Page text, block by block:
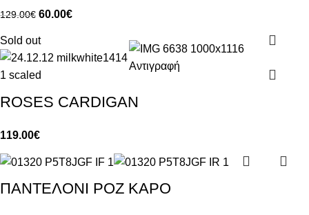
129.00€ 60.00€
Sold out
ROSES CARDIGAN
119.00€
ΠΑΝΤΕΛΟΝΙ ΡΟΖ ΚΑΡΟ